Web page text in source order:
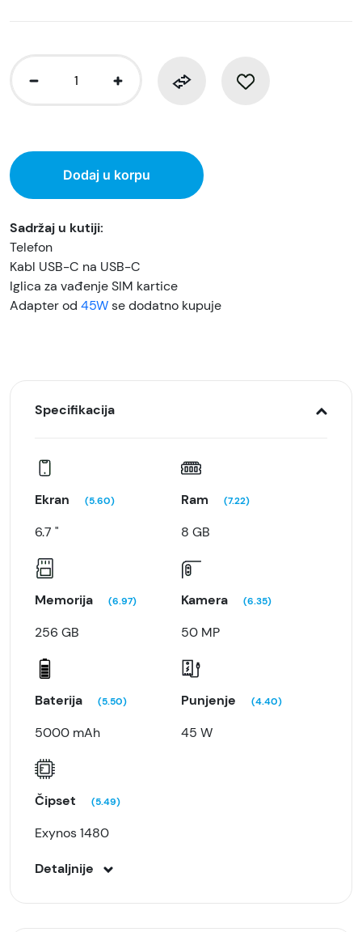
Dodaj u korpu
Sadržaj u kutiji:
Telefon
Kabl USB-C na USB-C
Iglica za vađenje SIM kartice
Adapter od 45Wse dodatno kupuje
Specifikacija
Ekran (5.60)
6.7 "
Ram (7.22)
8 GB
Memorija (6.97)
256 GB
Kamera (6.35)
50 MP
Baterija (5.50)
5000 mAh
Punjenje (4.40)
45 W
Čipset (5.49)
Exynos 1480
Detaljnije